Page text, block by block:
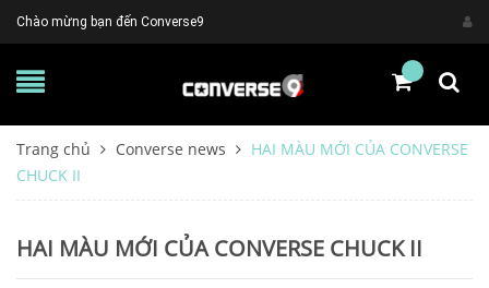
Chào mừng bạn đến Converse9
Trang chủ Converse news
HAI MÀU MỚI CỦA CONVERSE
CHUCK II
HAI MÀU MỚI CỦA CONVERSE CHUCK II